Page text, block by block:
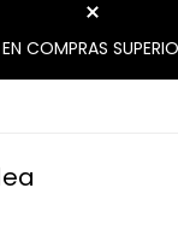
COMPRAS
Cerca